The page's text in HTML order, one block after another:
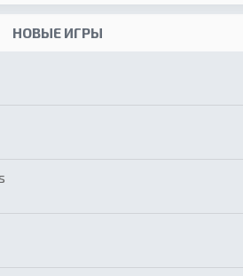
НОВЫЕ ИГРЫ